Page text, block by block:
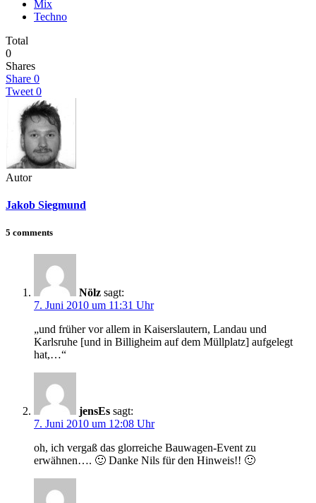
Mix
Techno
Total
0
Shares
Share 0
Tweet 0
Autor
Jakob Siegmund
5 comments
Nölz sagt:
7. Juni 2010 um 11:31 Uhr
„und früher vor allem in Kaiserslautern, Landau und
Karlsruhe [und in Billigheim auf dem Müllplatz] aufgelegt
hat,…“
jensEs sagt:
7. Juni 2010 um 12:08 Uhr
oh, ich vergaß das glorreiche Bauwagen-Event zu
erwähnen…. 🙂 Danke Nils für den Hinweis!! 🙂